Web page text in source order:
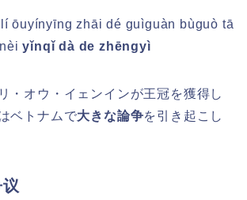
ōuyínyīng zhāi dé guìguàn bùguò tā
yǐnqǐ dà de zhēngyì
・オウ・イェンインが王冠を獲得し
ベトナムで大きな論争を引き起こし